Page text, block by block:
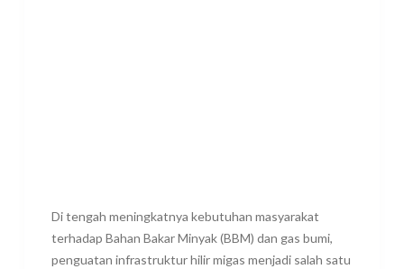
Di tengah meningkatnya kebutuhan masyarakat
terhadap Bahan Bakar Minyak (BBM) dan gas bumi,
penguatan infrastruktur hilir migas menjadi salah satu